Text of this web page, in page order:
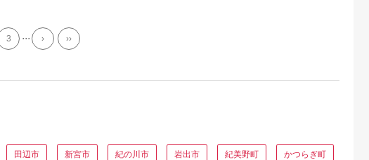
3 ... › ››
田辺市 新宮市 紀の川市 岩出市 紀美野町 かつらぎ町